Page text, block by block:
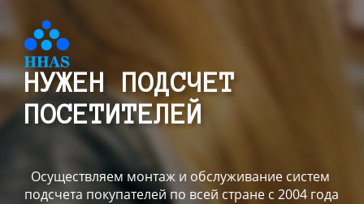
НУЖЕН ПОДСЧЕТ
ПОСЕТИТЕЛЕЙ
Осуществляем монтаж и обслуживание систем
подсчета покупателей по всей стране с 2004 года